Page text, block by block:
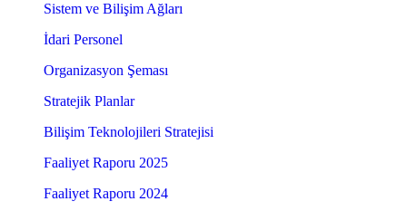
Sistem ve Bilişim Ağları
İdari Personel
Organizasyon Şeması
Stratejik Planlar
Bilişim Teknolojileri Stratejisi
Faaliyet Raporu 2025
Faaliyet Raporu 2024